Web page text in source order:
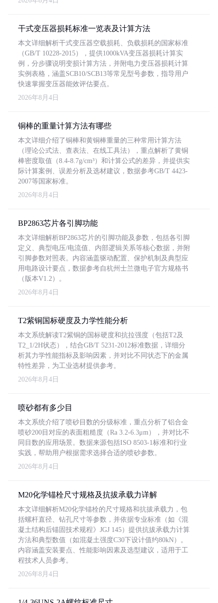
干式变压器损耗标准一览表及计算方法
本文详细解析干式变压器空载损耗、负载损耗的国家标准
（GB/T 10228-2015），提供1000kVA变压器损耗计算实
例，分步骤说明变损计算方法，并附电力变压器损耗计算
实例表格，涵盖SCB10/SCB13等常见型号参数，指导用户
快速掌握变压器能效评估要点。
2026年8月4日
铜棒的重量计算方法有哪些
本文详细介绍了铜棒和黄铜棒重量的三种常用计算方法
（理论公式法、查表法、在线工具法），重点解析了黄铜
棒密度取值（8.4-8.7g/cm³）和计算公式的差异，并提供实
际计算案例、误差分析及选材建议，数据参考GB/T 4423-
2007等国家标准。
2026年8月4日
BP2863芯片各引脚功能
本文详细解析BP2863芯片的引脚功能及参数，包括各引脚
定义、典型电压/电流值、内部逻辑关系等核心数据，并附
引脚参数对照表。内容涵盖驱动配置、保护机制及典型应
用电路设计要点，数据参考自杭州士兰微电子官方规格书
（版本V1.2）。
2026年8月4日
T2紫铜国标硬度及力学性能分析
本文系统解读T2紫铜的国标硬度和抗拉强度（包括T2及
T2_1/2H状态），结合GB/T 5231-2012标准数据，详细分
析其力学性能指标及影响因素，并对比不同状态下的金属
特性差异，为工业选材提供参考。
2026年8月4日
喷砂都有多少目
本文系统介绍了喷砂目数的分级标准，重点分析了铝合金
喷砂200目对应的表面粗糙度（Ra 3.2-6.3μm），并对比不
同目数的应用场景。数据来源包括ISO 8503-1标准和行业
实践，帮助用户根据需求选择合适的喷砂参数。
2026年8月4日
M20化学锚栓尺寸规格及抗拔承载力详解
本文详细解析M20化学锚栓的尺寸规格和抗拔承载力，包
括螺杆直径、钻孔尺寸等参数，并依据专业标准（如《混
凝土结构后锚固技术规程》JGJ 145）提供抗拔承载力计算
方法和典型数值（如混凝土强度C30下设计值约80kN）。
内容涵盖安装要点、性能影响因素及选型建议，适用于工
程技术人员参考。
2026年8月4日